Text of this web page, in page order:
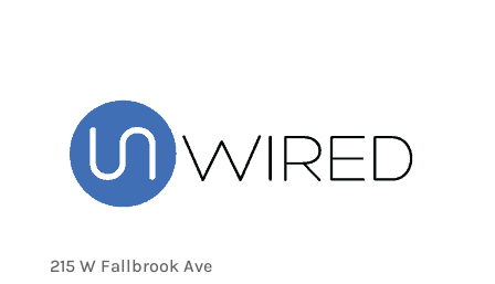
215 W Fallbrook Ave